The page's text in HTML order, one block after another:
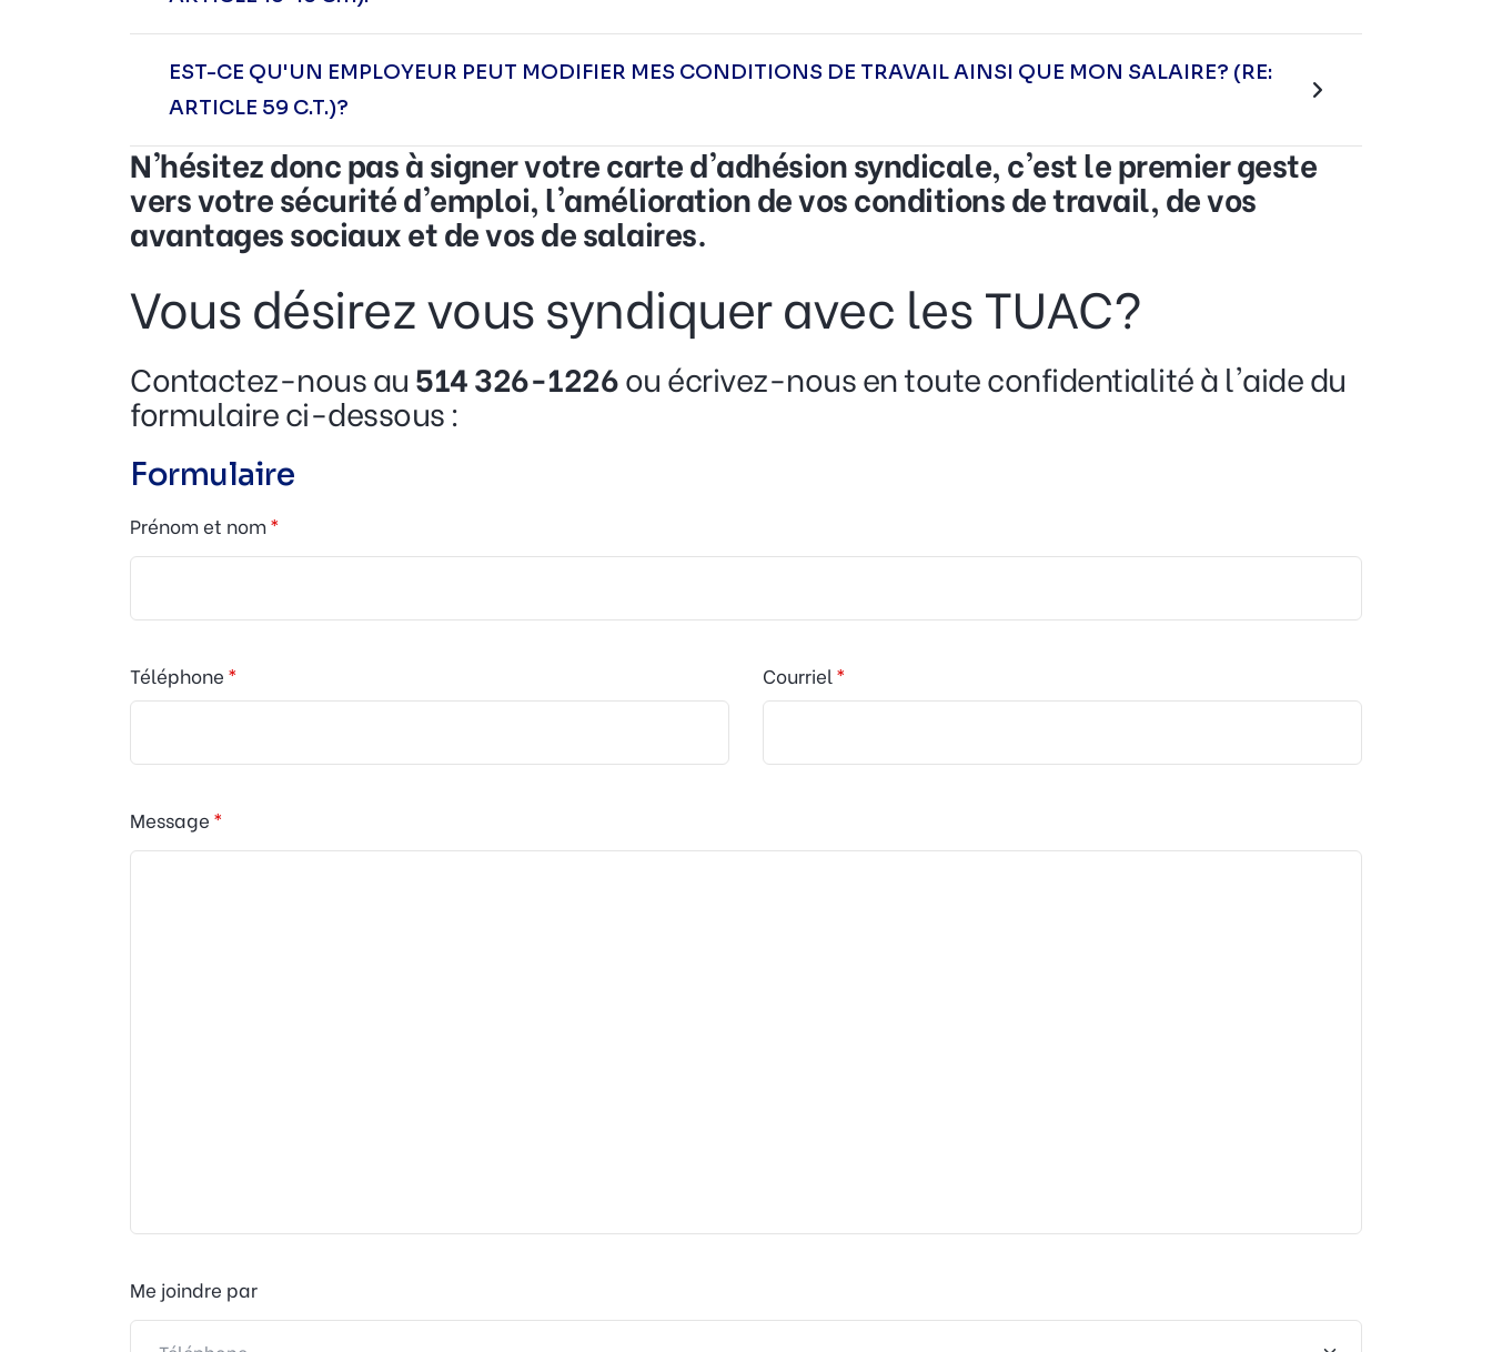
EST-CE QU'UN EMPLOYEUR PEUT MODIFIER MES CONDITIONS DE TRAVAIL AINSI QUE MON SALAIRE? (RE:
ARTICLE 59 C.T.)?
N'hésitez donc pas à signer votre carte d'adhésion syndicale, c'est le premier geste
vers votre sécurité d'emploi, l'amélioration de vos conditions de travail, de vos
avantages sociaux et de vos de salaires.
Vous désirez vous syndiquer avec les TUAC?
Contactez-nous au 514 326-1226ou écrivez-nous en toute confidentialité à l'aide du
formulaire ci-dessous :
Formulaire
Prénom et nom
Téléphone Courriel
Message
Me joindre par